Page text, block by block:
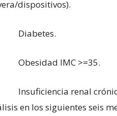
dispositivos).
IMC >=35.
renal crónica
en los siguientes seis